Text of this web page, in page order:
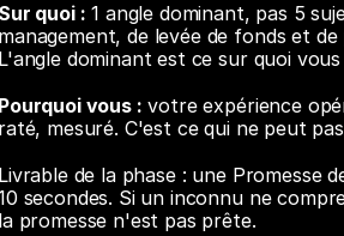
Sur quoi : 1 angle dominant, pas 5
management, de levée de fonds et
L'angle dominant est ce sur quoi
Pourquoi vous : votre expérience
raté, mesuré. C'est ce qui ne peut
Livrable de la phase : une Promesse
secondes. Si un inconnu ne
la promesse n'est pas prête.